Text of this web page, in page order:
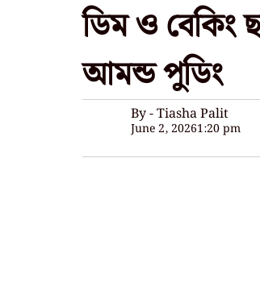
ডিম ও বেকিং
আমন্ড পুডিং
By - Tiasha Palit
June 2, 20261:20 pm